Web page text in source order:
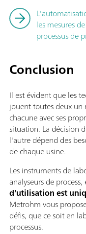
les mesures
processus de
Conclusion
Il est évident que les
jouent toutes deux
chacune avec ses
situation. La décision
l'autre dépend des
de chaque usine.
Les instruments de
analyseurs de process,
d'utilisation est
Metrohm vous
défis, que ce soit en
processus.